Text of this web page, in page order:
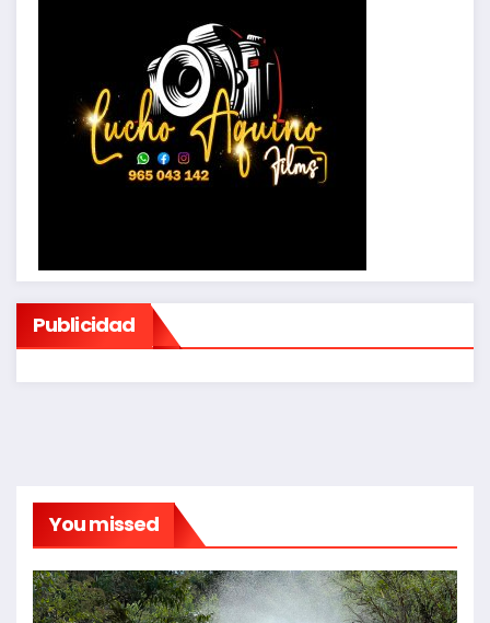
Publicidad
You missed